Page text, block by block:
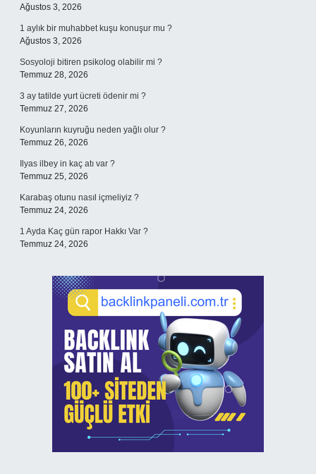
Ağustos 3, 2026
1 aylık bir muhabbet kuşu konuşur mu ?
Ağustos 3, 2026
Sosyoloji bitiren psikolog olabilir mi ?
Temmuz 28, 2026
3 ay tatilde yurt ücreti ödenir mi ?
Temmuz 27, 2026
Koyunların kuyruğu neden yağlı olur ?
Temmuz 26, 2026
Ilyas ilbey in kaç atı var ?
Temmuz 25, 2026
Karabaş otunu nasıl içmeliyiz ?
Temmuz 24, 2026
1 Ayda Kaç gün rapor Hakkı Var ?
Temmuz 24, 2026